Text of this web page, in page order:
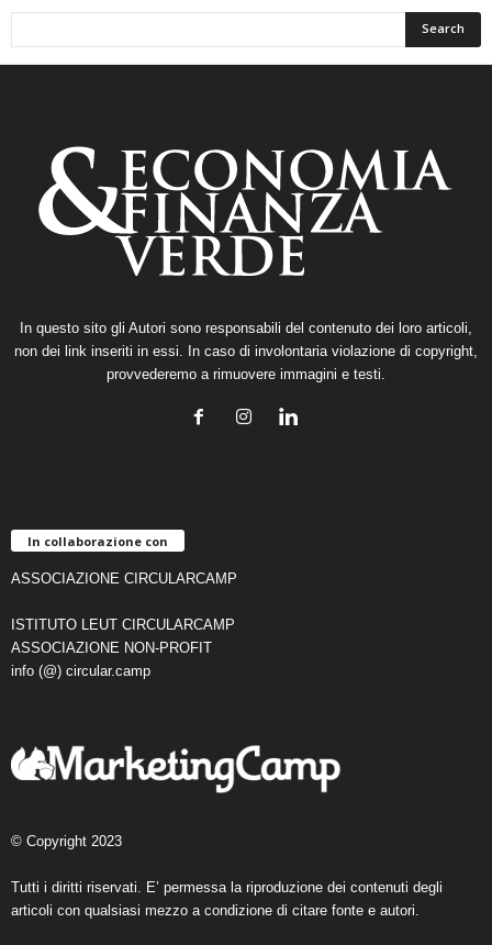
In questo sito gli Autori sono responsabili del contenuto dei loro articoli,
non dei link inseriti in essi. In caso di involontaria violazione di copyright,
provvederemo a rimuovere immagini e testi.
In collaborazione con
ASSOCIAZIONE CIRCULARCAMP
ISTITUTO LEUT CIRCULARCAMP
ASSOCIAZIONE NON-PROFIT
info (@) circular.camp
© Copyright 2023
Tutti i diritti riservati. E’ permessa la riproduzione dei contenuti degli
articoli con qualsiasi mezzo a condizione di citare fonte e autori.